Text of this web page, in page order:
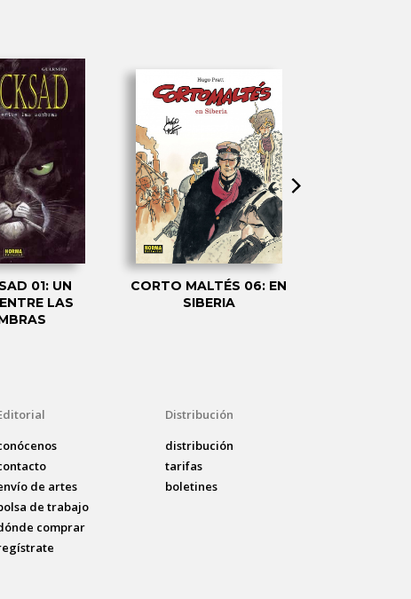
01: UN
LAS
CORTO MALTÉS 06: EN
SIBERIA
de artes
de trabajo
comprar
Distribución
distribución
tarifas
boletines